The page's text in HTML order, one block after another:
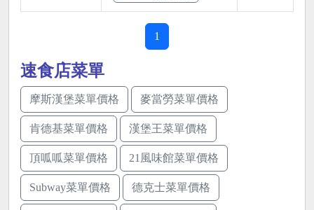
1
速食店菜單
摩斯漢堡菜單價格 麥當勞菜單價格
肯德基菜單價格 漢堡王菜單價格
頂呱呱菜單價格 21風味館菜單價格
Subway菜單價格 德克士菜單價格